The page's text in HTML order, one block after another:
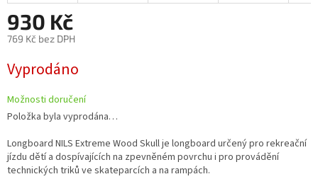
930 Kč
769 Kč bez DPH
cena:
Vyprodáno
Možnosti doručení
Položka byla vyprodána…
Longboard NILS Extreme Wood Skull je longboard určený pro rekreační
jízdu dětí a dospívajících na zpevněném povrchu i pro provádění
technických triků ve skateparcích a na rampách.